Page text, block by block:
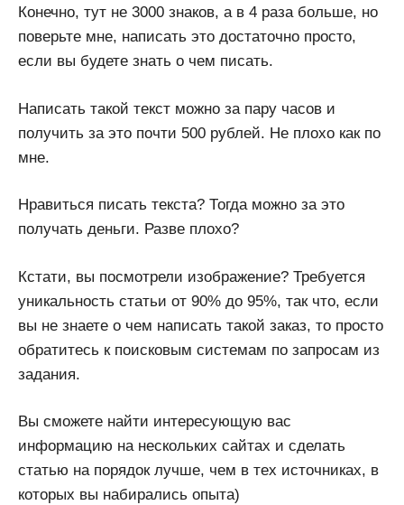
Конечно, тут не 3000 знаков, а в 4 раза больше, но
поверьте мне, написать это достаточно просто,
если вы будете знать о чем писать.
Написать такой текст можно за пару часов и
получить за это почти 500 рублей. Не плохо как по
мне.
Нравиться писать текста? Тогда можно за это
получать деньги. Разве плохо?
Кстати, вы посмотрели изображение? Требуется
уникальность статьи от 90% до 95%, так что, если
вы не знаете о чем написать такой заказ, то просто
обратитесь к поисковым системам по запросам из
задания.
Вы сможете найти интересующую вас
информацию на нескольких сайтах и сделать
статью на порядок лучше, чем в тех источниках, в
которых вы набирались опыта)